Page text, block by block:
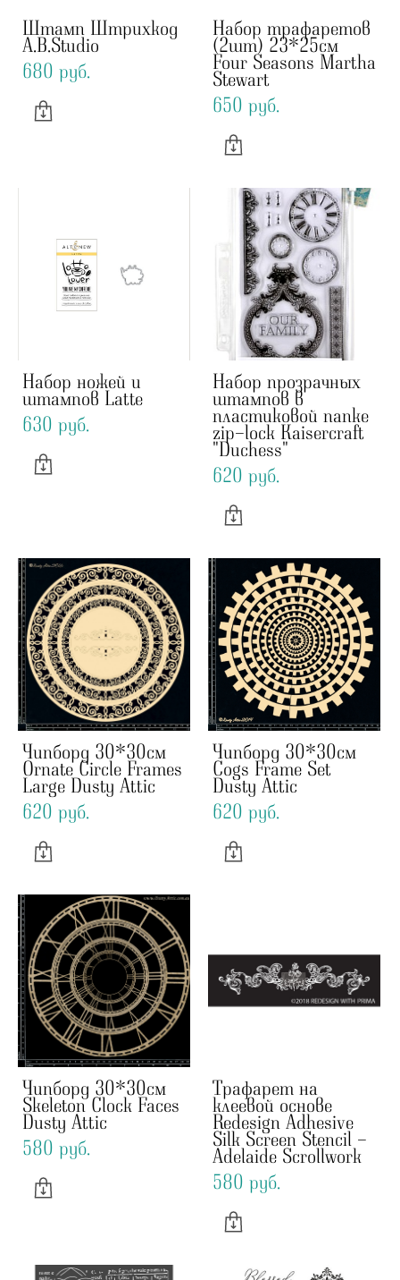
Штамп Штрихкод
A.B.Studio
680 pуб.
Набор трафаретов
(2шт) 23*25см
Four Seasons Martha
Stewart
650 pуб.
Набор ножей и
штампов Latte
630 pуб.
Набор прозрачных
штампов в
пластиковой папке
zip-lock Kaisercraft
"Duchess"
620 pуб.
Чипборд 30*30см
Ornate Circle Frames
Large Dusty Attic
620 pуб.
Чипборд 30*30см
Cogs Frame Set
Dusty Attic
620 pуб.
Чипборд 30*30см
Skeleton Clock Faces
Dusty Attic
580 pуб.
Трафарет на
клеевой основе
Redesign Adhesive
Silk Screen Stencil -
Adelaide Scrollwork
580 pуб.